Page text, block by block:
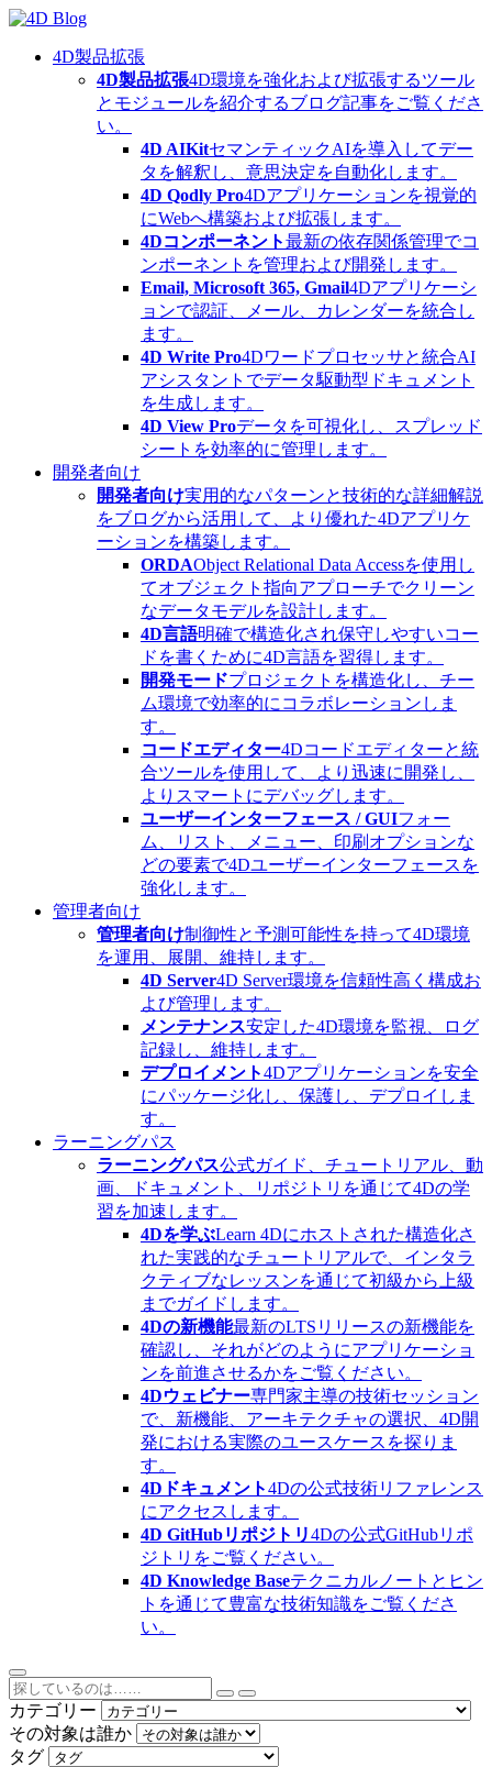
Skip
content4D製品拡張
4D製品拡張4D環境を強化および拡張するツール
とモジュールを紹介するブログ記事をご覧くださ
い。
4D AIKitセマンティックAIを導入してデー
タを解釈し、意思決定を自動化します。
4D Qodly Pro4Dアプリケーションを視覚的
にWebへ構築および拡張します。
4Dコンポーネント最新の依存関係管理でコ
ンポーネントを管理および開発します。
Email, Microsoft 365, Gmail4Dアプリケーシ
ョンで認証、メール、カレンダーを統合し
ます。
4D Write Pro4Dワードプロセッサと統合AI
アシスタントでデータ駆動型ドキュメント
を生成します。
4D View Proデータを可視化し、スプレッド
シートを効率的に管理します。
開発者向け
開発者向け実用的なパターンと技術的な詳細解説
をブログから活用して、より優れた4Dアプリケ
ーションを構築します。
ORDAObject Relational Data Accessを使用し
てオブジェクト指向アプローチでクリーン
なデータモデルを設計します。
4D言語明確で構造化され保守しやすいコー
ドを書くために4D言語を習得します。
開発モードプロジェクトを構造化し、チー
ム環境で効率的にコラボレーションしま
す。
コードエディター4Dコードエディターと統
合ツールを使用して、より迅速に開発し、
よりスマートにデバッグします。
ユーザーインターフェース / GUIフォー
ム、リスト、メニュー、印刷オプションな
どの要素で4Dユーザーインターフェースを
強化します。
管理者向け
管理者向け制御性と予測可能性を持って4D環境
を運用、展開、維持します。
4D Server4D Server環境を信頼性高く構成お
よび管理します。
メンテナンス安定した4D環境を監視、ログ
記録し、維持します。
デプロイメント4Dアプリケーションを安全
にパッケージ化し、保護し、デプロイしま
す。
ラーニングパス
ラーニングパス公式ガイド、チュートリアル、動
画、ドキュメント、リポジトリを通じて4Dの学
習を加速します。
4Dを学ぶLearn 4Dにホストされた構造化さ
れた実践的なチュートリアルで、インタラ
クティブなレッスンを通じて初級から上級
までガイドします。
4Dの新機能最新のLTSリリースの新機能を
確認し、それがどのようにアプリケーショ
ンを前進させるかをご覧ください。
4Dウェビナー専門家主導の技術セッション
で、新機能、アーキテクチャの選択、4D開
発における実際のユースケースを探りま
す。
4Dドキュメント4Dの公式技術リファレンス
にアクセスします。
4D GitHubリポジトリ4Dの公式GitHubリポ
ジトリをご覧ください。
4D Knowledge Baseテクニカルノートとヒン
トを通じて豊富な技術知識をご覧くださ
い。
カテゴリー
その対象は誰か
タグ